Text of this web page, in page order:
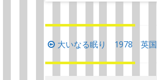
投
稿
ナ
大いなる眠り 1978 英国